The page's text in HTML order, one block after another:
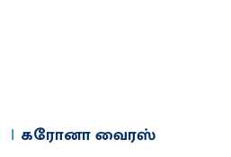
கரோனா வைரஸ்